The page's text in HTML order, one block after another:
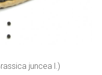
juncea l.)